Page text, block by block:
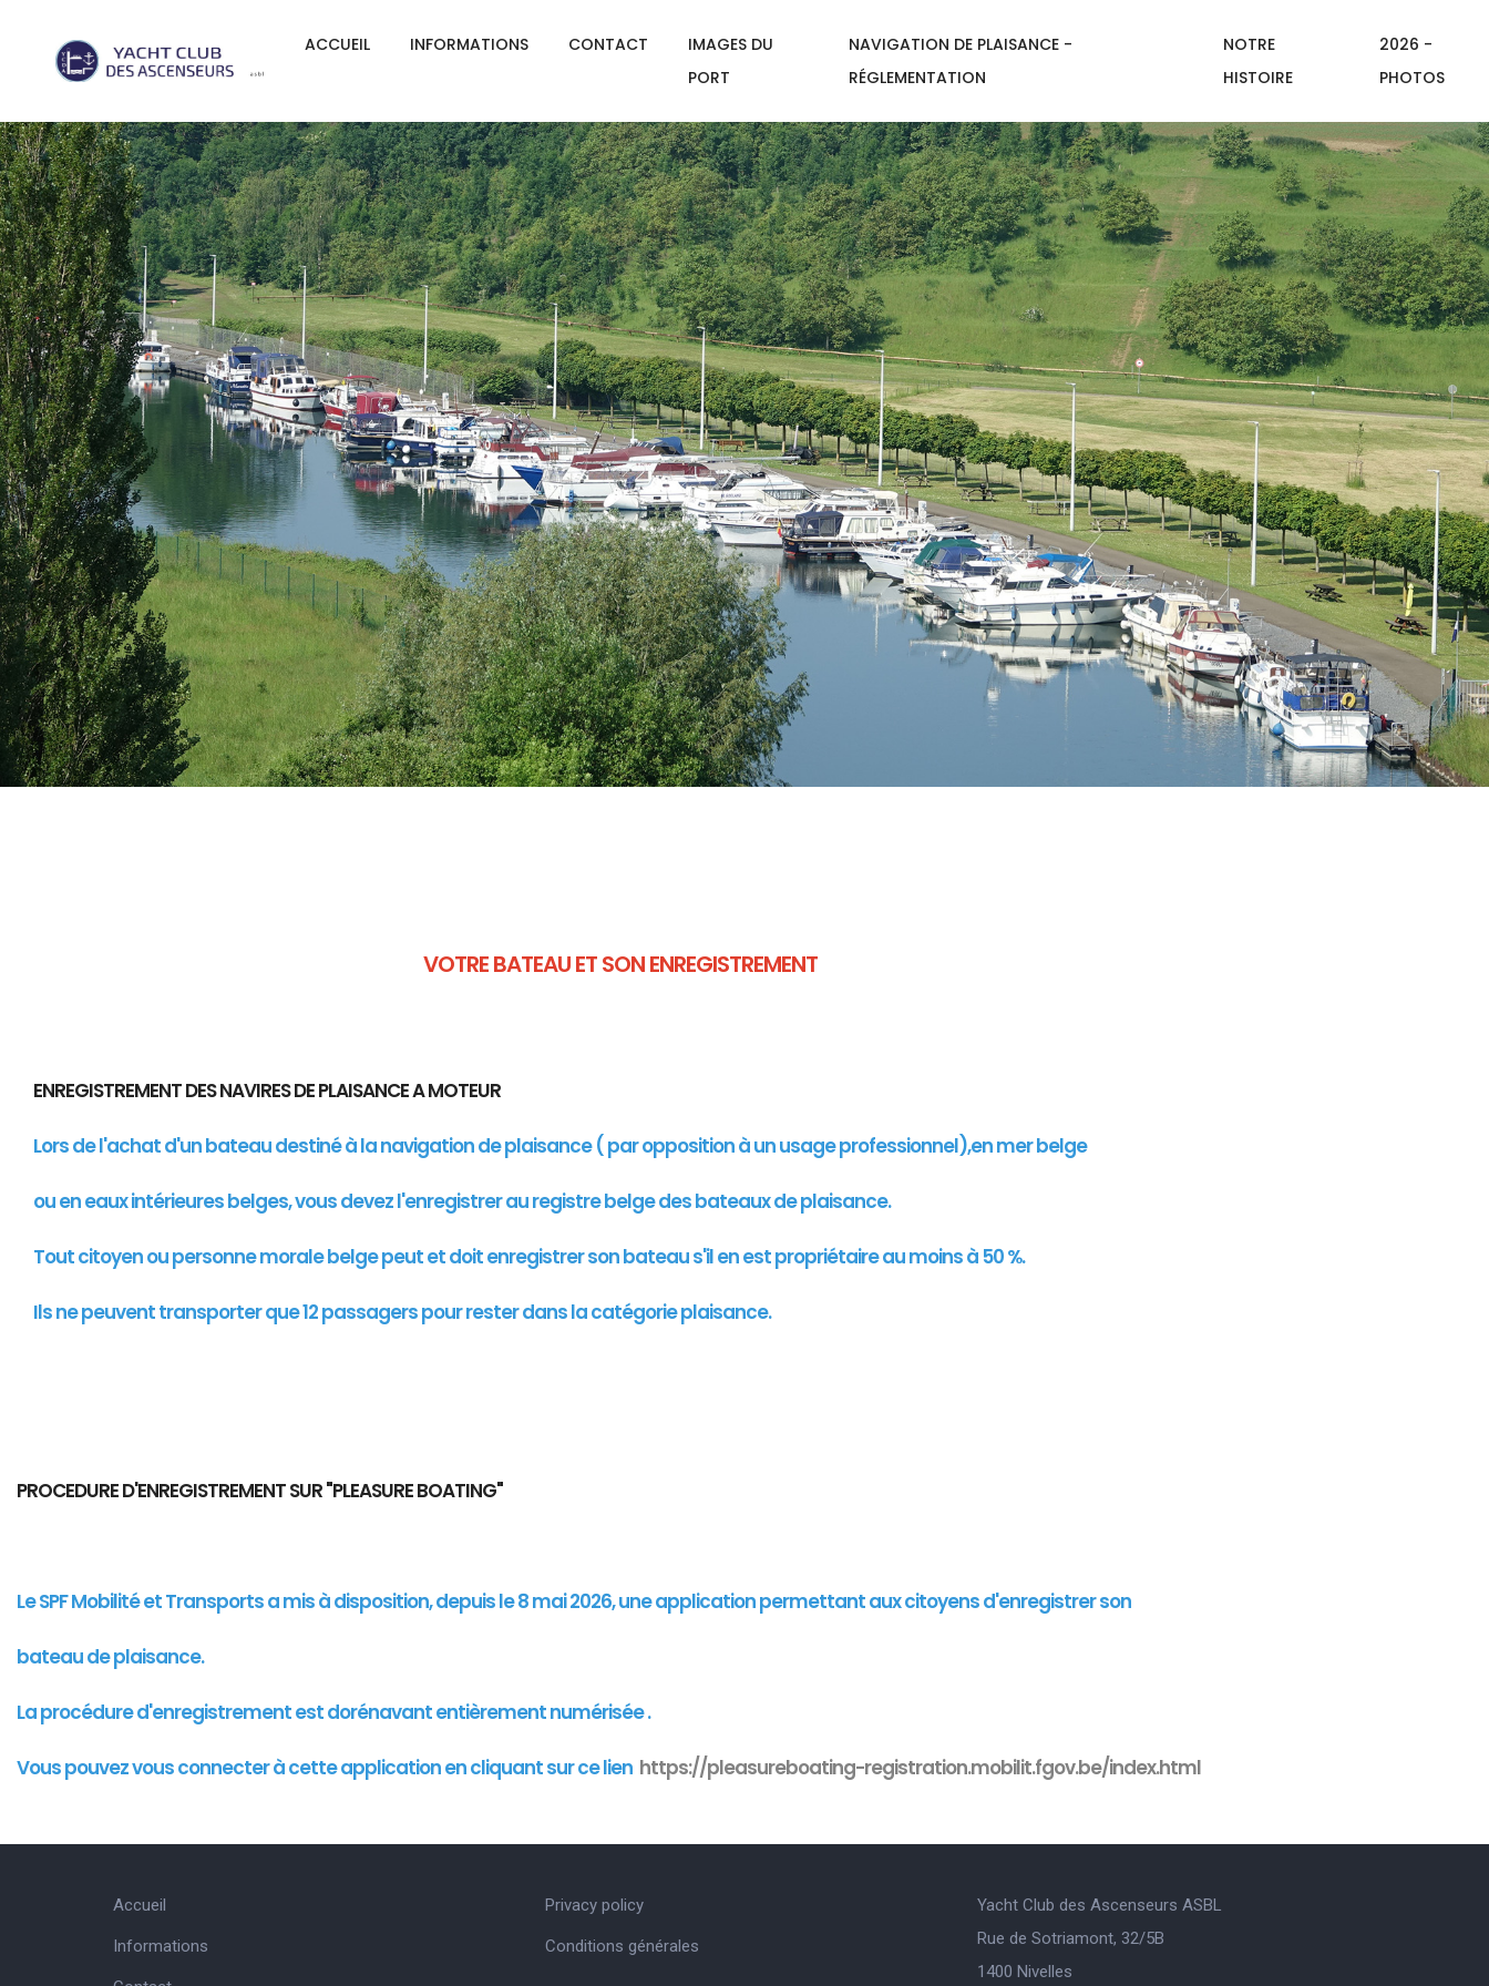
ACCUEIL INFORMATIONS CONTACT
IMAGES DU
PORT
NAVIGATION DE PLAISANCE -
RÉGLEMENTATION
NOTRE
HISTOIRE
2026 -
PHOTOS
VOTRE BATEAU ET SON ENREGISTREMENT
ENREGISTREMENT DES NAVIRES DE PLAISANCE A MOTEUR
Lors de l'achat d'un bateau destiné à la navigation de plaisance ( par opposition à un usage professionnel),en mer belge
ou en eaux intérieures belges, vous devez l'enregistrer au registre belge des bateaux de plaisance.
Tout citoyen ou personne morale belge peut et doit enregistrer son bateau s'il en est propriétaire au moins à 50 %.
Ils ne peuvent transporter que 12 passagers pour rester dans la catégorie plaisance.
PROCEDURE D'ENREGISTREMENT SUR "PLEASURE BOATING"
Le SPF Mobilité et Transports a mis à disposition, depuis le 8 mai 2026, une application permettant aux citoyens d'enregistrer son
bateau de plaisance.
La procédure d'enregistrement est dorénavant entièrement numérisée .
Vous pouvez vous connecter à cetteapplicationen cliquant sur ce lien https://pleasureboating-registration.mobilit.fgov.be/index.html
Accueil
Informations
Privacy policy
Conditions générales
Yacht Club des Ascenseurs ASBL
Rue de Sotriamont, 32/5B
1400 Nivelles